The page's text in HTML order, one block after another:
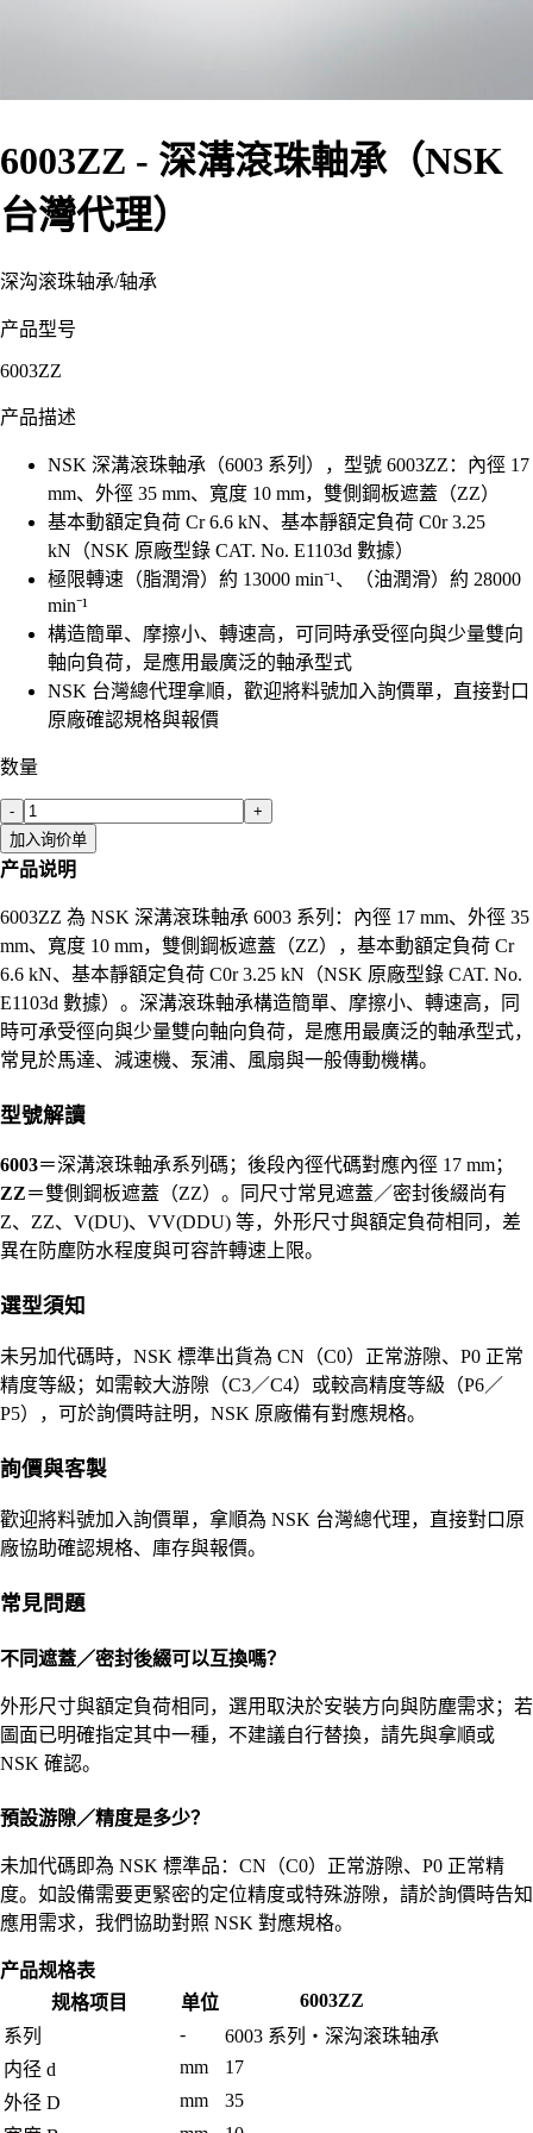
6003ZZ - 深溝滾珠軸承（NSK
台灣代理）
深沟滚珠轴承/轴承
产品型号
6003ZZ
产品描述
NSK 深溝滾珠軸承（6003 系列），型號 6003ZZ：內徑 17
mm、外徑 35 mm、寬度 10 mm，雙側鋼板遮蓋（ZZ）
基本動額定負荷 Cr 6.6 kN、基本靜額定負荷 C0r 3.25
kN（NSK 原廠型錄 CAT. No. E1103d 數據）
極限轉速（脂潤滑）約 13000 min⁻¹、（油潤滑）約 28000
min⁻¹
構造簡單、摩擦小、轉速高，可同時承受徑向與少量雙向
軸向負荷，是應用最廣泛的軸承型式
NSK 台灣總代理拿順，歡迎將料號加入詢價單，直接對口
原廠確認規格與報價
数量
-
+
加入询价单
产品说明
6003ZZ 為 NSK 深溝滾珠軸承 6003 系列：內徑 17 mm、外徑 35
mm、寬度 10 mm，雙側鋼板遮蓋（ZZ），基本動額定負荷 Cr
6.6 kN、基本靜額定負荷 C0r 3.25 kN（NSK 原廠型錄 CAT. No.
E1103d 數據）。深溝滾珠軸承構造簡單、摩擦小、轉速高，同
時可承受徑向與少量雙向軸向負荷，是應用最廣泛的軸承型式，
常見於馬達、減速機、泵浦、風扇與一般傳動機構。
型號解讀
6003＝深溝滾珠軸承系列碼；後段內徑代碼對應內徑 17 mm；
ZZ＝雙側鋼板遮蓋（ZZ）。同尺寸常見遮蓋／密封後綴尚有
Z、ZZ、V(DU)、VV(DDU) 等，外形尺寸與額定負荷相同，差
異在防塵防水程度與可容許轉速上限。
選型須知
未另加代碼時，NSK 標準出貨為 CN（C0）正常游隙、P0 正常
精度等級；如需較大游隙（C3／C4）或較高精度等級（P6／
P5），可於詢價時註明，NSK 原廠備有對應規格。
詢價與客製
歡迎將料號加入詢價單，拿順為 NSK 台灣總代理，直接對口原
廠協助確認規格、庫存與報價。
常見問題
不同遮蓋／密封後綴可以互換嗎？
外形尺寸與額定負荷相同，選用取決於安裝方向與防塵需求；若
圖面已明確指定其中一種，不建議自行替換，請先與拿順或
NSK 確認。
預設游隙／精度是多少？
未加代碼即為 NSK 標準品：CN（C0）正常游隙、P0 正常精
度。如設備需要更緊密的定位精度或特殊游隙，請於詢價時告知
應用需求，我們協助對照 NSK 對應規格。
产品规格表
规格项目
单位
6003ZZ
系列
-
6003 系列・深沟滚珠轴承
内径 d
mm
17
外径 D
mm
35